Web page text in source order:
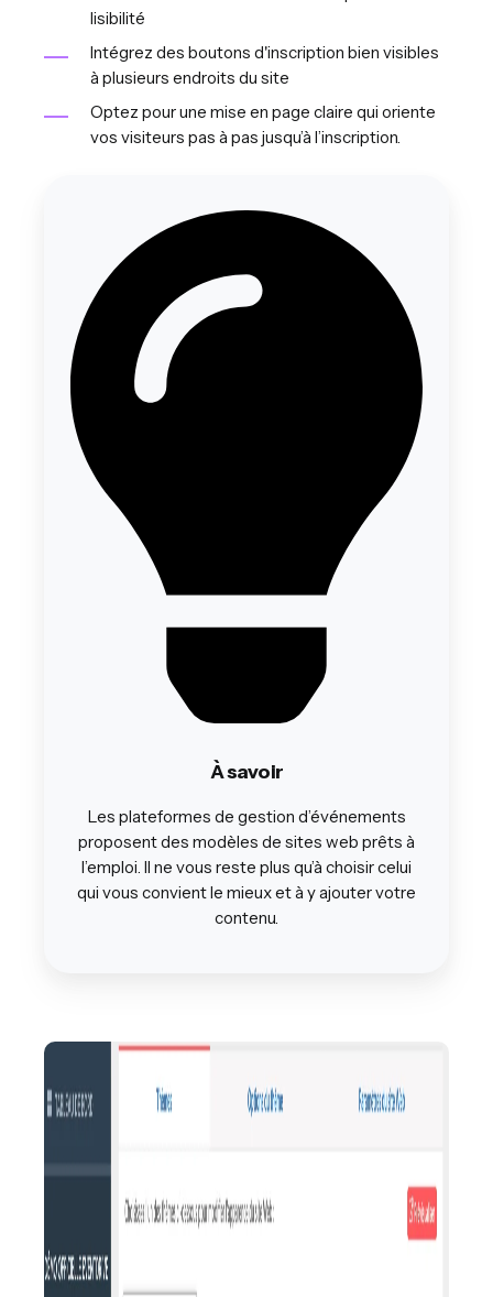
lisibilité
Intégrez des boutons d'inscription bien visibles
à plusieurs endroits du site
Optez pour une mise en page claire qui oriente
vos visiteurs pas à pas jusqu’à l’inscription.
À savoir
Les plateformes de gestion d’événements
proposent des modèles de sites web prêts à
l’emploi. Il ne vous reste plus qu’à choisir celui
qui vous convient le mieux et à y ajouter votre
contenu.